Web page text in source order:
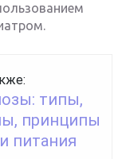
типы,
принципы
питания